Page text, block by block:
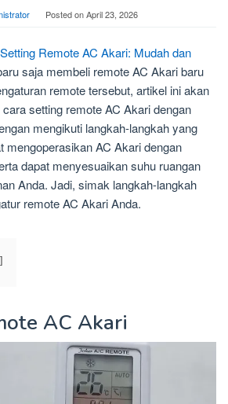
Posted onApril 23, 2026
Remote AC Akari: Mudah dan
saja membeli remote AC Akari baru
remote tersebut, artikel ini akan
setting remote AC Akari dengan
mengikuti langkah-langkah yang
mengoperasikan AC Akari dengan
dapat menyesuaikan suhu ruangan
Anda. Jadi, simak langkah-langkah
remote AC Akari Anda.
AC Akari